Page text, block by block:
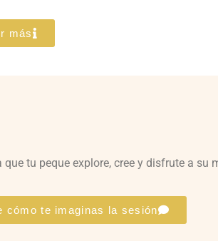
más
tu peque explore, cree y disfrute a su
cómo te imaginas la sesión